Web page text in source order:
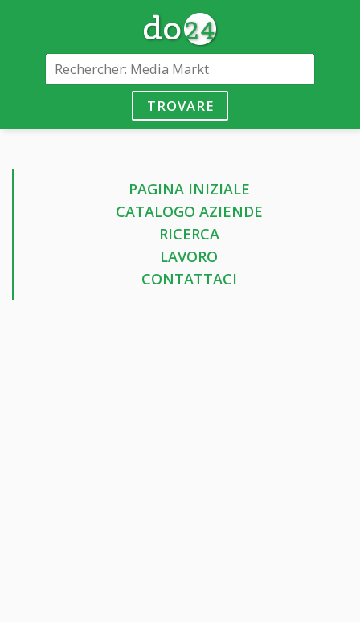
TROVARE
PAGINA INIZIALE
CATALOGO AZIENDE
RICERCA
LAVORO
CONTATTACI